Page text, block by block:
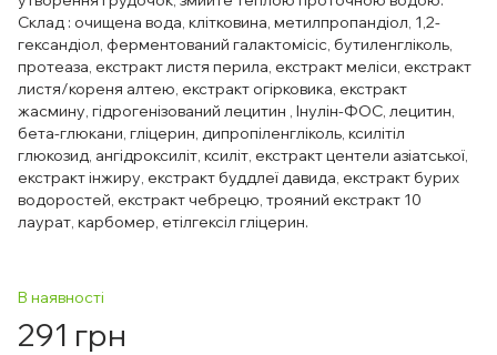
Склад : очищена вода, клітковина, метилпропандіол, 1,2-
гександіол, ферментований галактомісіс, бутиленгліколь,
протеаза, екстракт листя перила, екстракт меліси, екстракт
листя/кореня алтею, екстракт огірковика, екстракт
жасмину, гідрогенізований лецитин , Інулін-ФОС, лецитин,
бета-глюкани, гліцерин, дипропіленгліколь, ксилітіл
глюкозид, ангідроксиліт, ксиліт, екстракт центели азіатської,
екстракт інжиру, екстракт буддлеї давида, екстракт бурих
водоростей, екстракт чебрецю, трояний екстракт 10
лаурат, карбомер, етілгексіл гліцерин.
В наявності
291 грн